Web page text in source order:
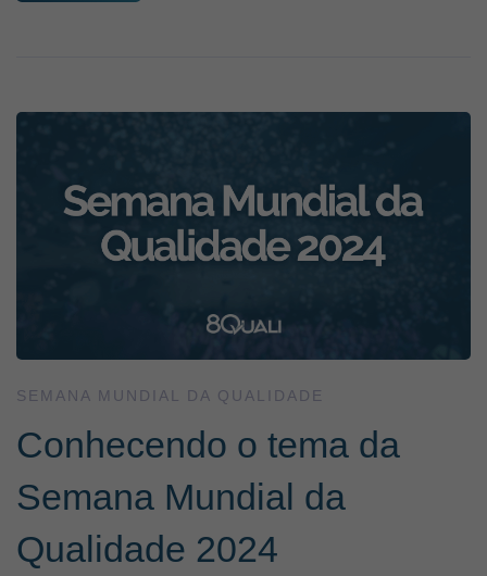
SEMANA MUNDIAL DA QUALIDADE
Conhecendo o tema da
Semana Mundial da
Qualidade 2024